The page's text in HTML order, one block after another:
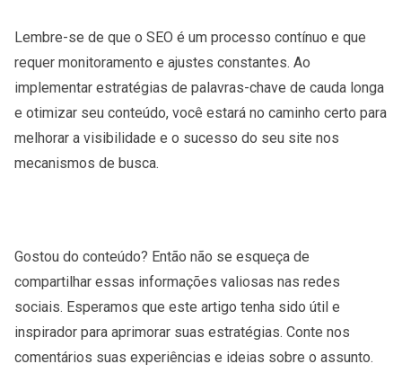
Lembre-se de que o SEO é um processo contínuo e que
requer monitoramento e ajustes constantes. Ao
implementar estratégias de palavras-chave de cauda longa
e otimizar seu conteúdo, você estará no caminho certo para
melhorar a visibilidade e o sucesso do seu site nos
mecanismos de busca.
Gostou do conteúdo? Então não se esqueça de
compartilhar essas informações valiosas nas redes
sociais. Esperamos que este artigo tenha sido útil e
inspirador para aprimorar suas estratégias. Conte nos
comentários suas experiências e ideias sobre o assunto.